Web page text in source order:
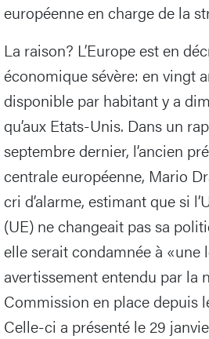
européenne en charge de la
La raison? L’Europe est en
économique sévère: en vingt
disponible par habitant y a
qu’aux Etats-Unis. Dans un
septembre dernier, l’ancien
centrale européenne, Mario
cri d’alarme, estimant que si
(UE) ne changeait pas sa
elle serait condamnée à «une
avertissement entendu par la
Commission en place depuis
Celle-ci a présenté le 29